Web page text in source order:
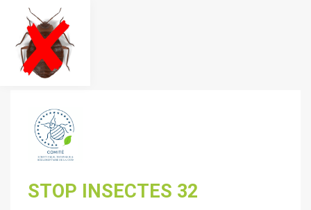
STOP INSECTES 32